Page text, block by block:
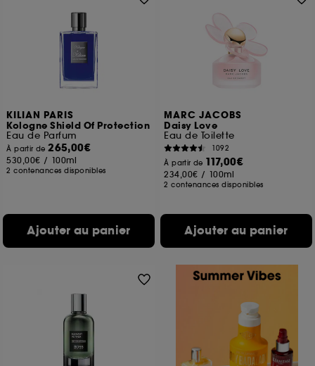
KILIAN PARIS
Kologne Shield Of Protection
Eau de Parfum
À partir de265,00€
530,00€ / 100ml
2 contenances disponibles
Ajouter au panier
MARC JACOBS
Daisy Love
Eau de Toilette
1092
À partir de 117,00€
234,00€ / 100ml
2 contenances disponibles
Ajouter au panier